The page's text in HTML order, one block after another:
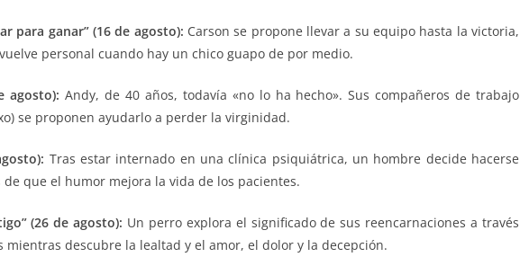
para ganar” (16 de agosto): Carson se propone llevar a su equipo hasta la victoria,
personal cuando hay un chico guapo de por medio.
agosto): Andy, de 40 años, todavía «no lo ha hecho». Sus compañeros de trabajo
se proponen ayudarlo a perder la virginidad.
Tras estar internado en una clínica psiquiátrica, un hombre decide hacerse
que el humor mejora la vida de los pacientes.
(26 de agosto): Un perro explora el significado de sus reencarnaciones a través
mientras descubre la lealtad y el amor, el dolor y la decepción.